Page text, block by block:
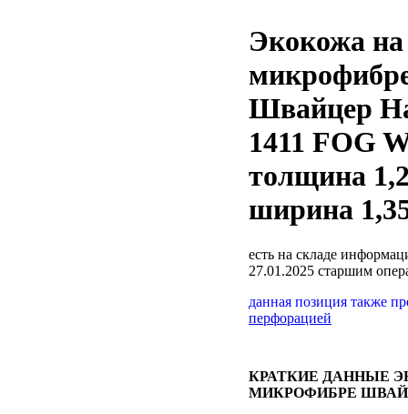
Экокожа на
Швайцер
1411 FOG
толщина
ширина
есть на складе
27.01.2025 старшим
данная позиция также
перфорацией
КРАТКИЕ ДАННЫЕ
МИКРОФИБРЕ